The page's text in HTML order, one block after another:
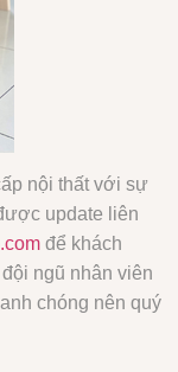
nội thất với sự
update liên
để khách
ngũ nhân viên
chóng nên quý